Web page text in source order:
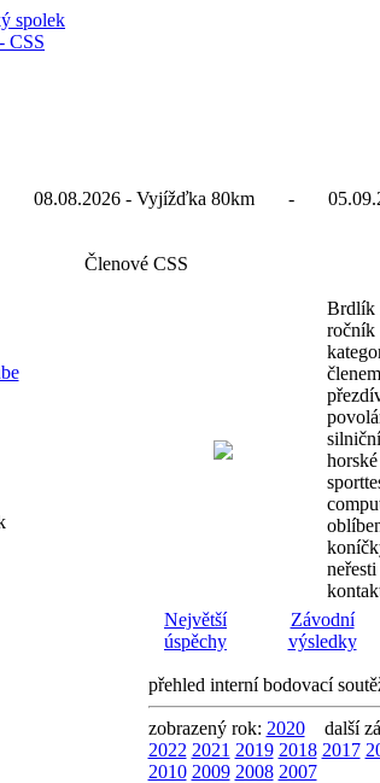
08.08.2026 - Vyjížďka 80km -
Členové CSS
Brdlík
ročník
neřesti
Největší
úspěchy
Závodní
výsledky
přehled interní bodovací
zobrazený rok: 2020další
2022 2021 2019 2018 2017
2010 2009 2008 2007